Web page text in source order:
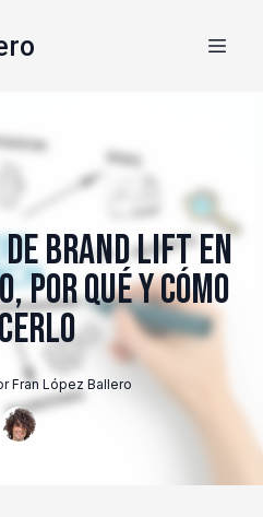
Brand Lift en
por qué y cómo
Fran López Ballero